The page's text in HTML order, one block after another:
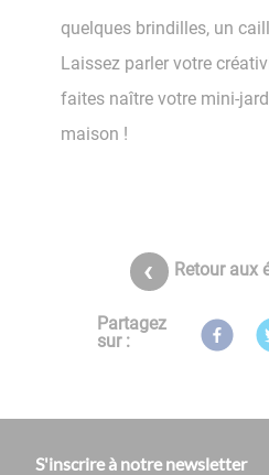
quelques brindilles, un
Laissez parler votre
faites naître votre mini-
maison !
Retour aux
Partagez
sur :
S'inscrire à notre newsletter